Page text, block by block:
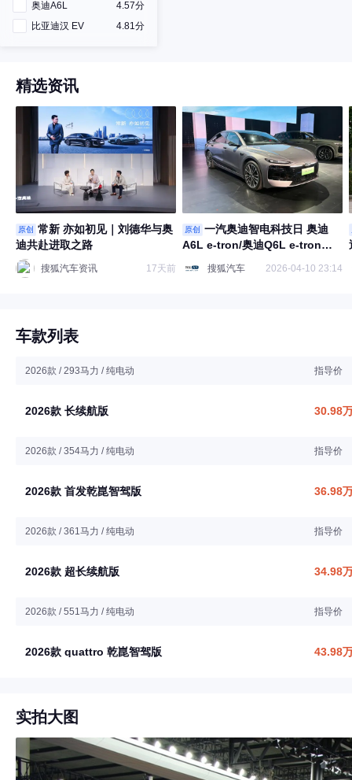
奥迪A6L
4.57分
比亚迪汉 EV
4.81分
精选资讯
原创
常新 亦如初见｜刘德华与奥
迪共赴进取之路
搜狐汽车资讯 17天前
原创
一汽奥迪智电科技日 奥迪
A6L e-tron/奥迪Q6L e-tron家
搜狐汽车 2026-04-10 23:14
车款列表
2026款 / 293马力 / 纯电动 指导价
2026款 长续航版 30.98
2026款 / 354马力 / 纯电动 指导价
2026款 首发乾崑智驾版 36.98
2026款 / 361马力 / 纯电动 指导价
2026款 超长续航版 34.98
2026款 / 551马力 / 纯电动 指导价
2026款 quattro 乾崑智驾版 43.98
实拍大图